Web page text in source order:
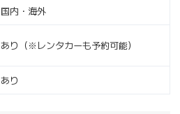
国内・海外
あり（※レンタカーも予約可能）
あり